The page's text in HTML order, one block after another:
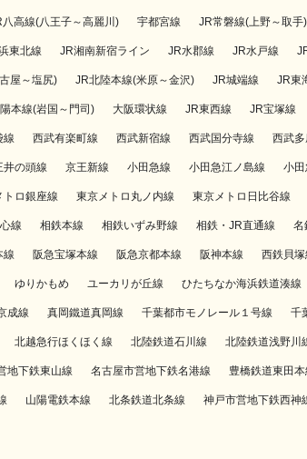
八高線(八王子～高麗川) 宇都宮線 JR常磐線(上野～取手)
東北線 JR湘南新宿ライン JR水郡線 JR水戸線
屋～塩尻) JR北陸本線(米原～金沢) JR城端線 JR東
本線(岩国～門司) 大阪環状線 JR東西線 JR宝塚線
線 西武有楽町線 西武新宿線 西武国分寺線 西武
井の頭線 京王新線 小田急線 小田急江ノ島線 小
トロ銀座線 東京メトロ丸ノ内線 東京メトロ日比谷線
線 相鉄本線 相鉄いずみ野線 相鉄・JR直通線 名
線 阪急宝塚本線 阪急京都本線 阪神本線 西鉄貝塚
ゆりかもめ ユーカリが丘線 ひたちなか海浜鉄道湊線
成線 真岡鐵道真岡線 千葉都市モノレール１号線 千
北越急行ほくほく線 北陸鉄道石川線 北陸鉄道浅野川
地下鉄東山線 名古屋市営地下鉄名港線 豊橋鉄道東田本
山陽電鉄本線 北条鉄道北条線 神戸市営地下鉄西神